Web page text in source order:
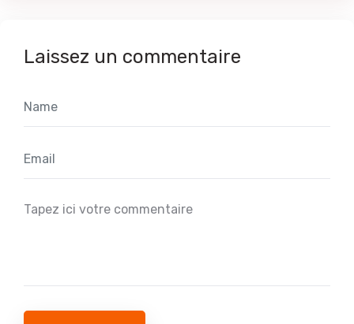
Laissez un commentaire